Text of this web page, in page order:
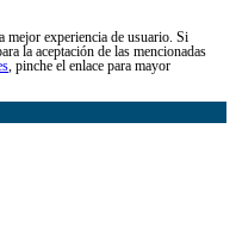
mejor experiencia de usuario. Si
la aceptación de las mencionadas
, pinche el enlace para mayor